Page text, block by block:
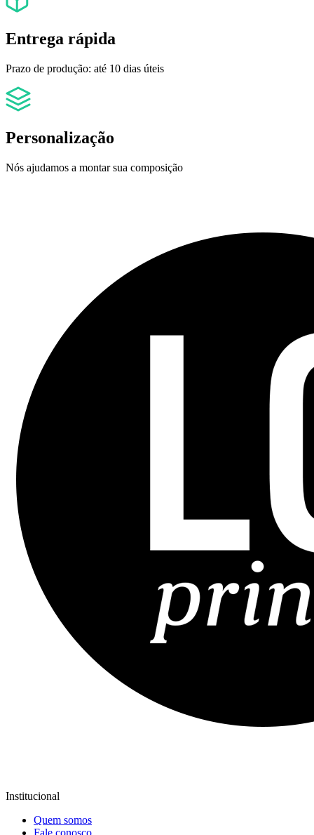
Entrega rápida
Prazo de produção: até 10 dias úteis
Personalização
Nós ajudamos a montar sua composição
Institucional
Quem somos
Fale conosco